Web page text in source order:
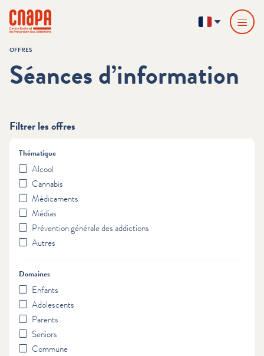
cnapa
FR
OFFRES
Séances d’information
Filtrer les offres
Thématique
Alcool
Cannabis
Médicaments
Médias
Prévention générale des addictions
Autres
Domaines
Enfants
Adolescents
Parents
Seniors
Commune